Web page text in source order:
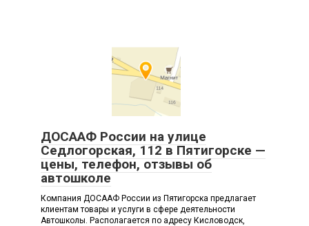
ДОСААФ России на улице
Седлогорская, 112 в Пятигорске —
цены, телефон, отзывы об
автошколе
Компания ДОСААФ России из Пятигорска предлагает
клиентам товары и услуги в сфере деятельности
Автошколы. Располагается по адресу Кисловодск,